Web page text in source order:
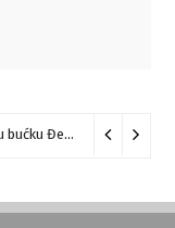
Adam i Šandor iz Ade osvojili “Zlatnu bućku Đerdapa” 09/08/